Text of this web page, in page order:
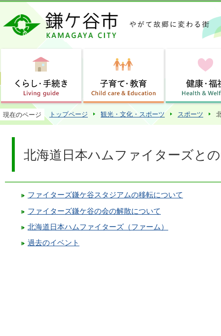
この
現在のページ トップページ 観光・文化・スポーツ スポーツ
北海道日本ハムファイターズと
ファイターズ鎌ケ谷スタジアムの移転について
ファイターズ鎌ケ谷の会の解散について
北海道日本ハムファイターズ（ファーム）
過去のイベント